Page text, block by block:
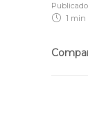
1 min